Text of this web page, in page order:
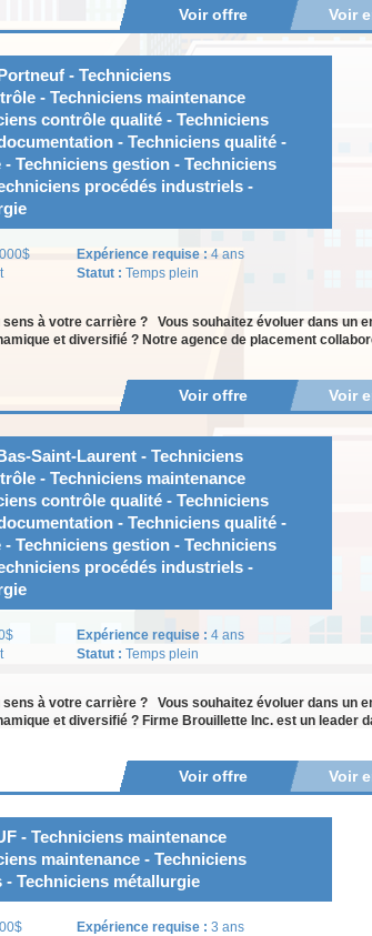
Voir offre Voir
- Techniciens
- Techniciens maintenance
contrôle qualité - Techniciens
- Techniciens qualité -
Techniciens gestion - Techniciens
procédés industriels -
Expérience requise : 4 ans
Statut : Temps plein
sens à votre carrière ? Vous souhaitez évoluer dans un
et diversifié ? Notre agence de placement
Voir offre Voir
Saint-Laurent - Techniciens
- Techniciens maintenance
contrôle qualité - Techniciens
- Techniciens qualité -
Techniciens gestion - Techniciens
procédés industriels -
Expérience requise : 4 ans
Statut : Temps plein
sens à votre carrière ? Vous souhaitez évoluer dans un
et diversifié ? Firme Brouillette Inc. est un leader
Voir offre Voir
- Techniciens maintenance
maintenance - Techniciens
Techniciens métallurgie
Expérience requise : 3 ans